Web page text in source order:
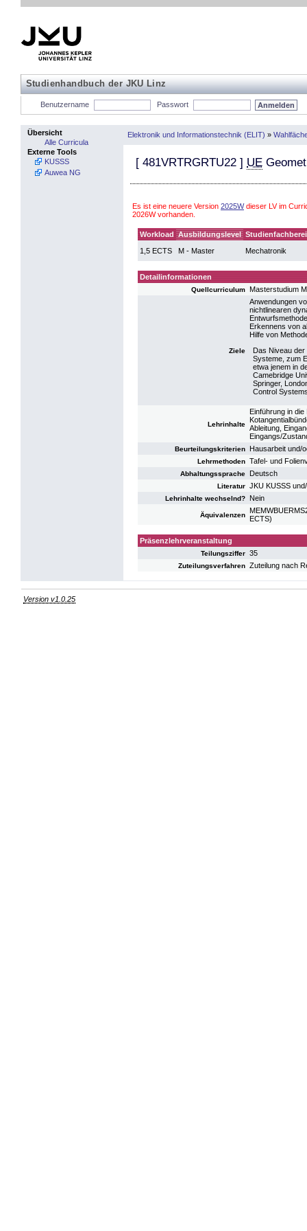
Studienhandbuch der JKU Linz
Benutzername Passwort
Übersicht
Alle Curricula
Externe Tools
KUSSS
Auwea NG
Elektronik und Informationstechnik (ELIT) »
[ 481VRTRGRTU22 ] UE
Es ist eine neuere Version 2025Wdieser LV im
2026W vorhanden.
Workload Ausbildungslevel
1,5 ECTS
M - Master Mechatronik
Detailinformationen
Quellcurriculum Masterstudium
Ziele
Anwendungen
nichtlinearen
Erkennens von
Hilfe von
Das Niveau
Systeme, zum
etwa jenem in
Camebridge
Springer,
Control
Lehrinhalte
Einführung in
Ableitung,
Eingangs/
Beurteilungskriterien Hausarbeit und/
Lehrmethoden Tafel- und
Abhaltungssprache Deutsch
Literatur JKU KUSSS
Lehrinhalte wechselnd? Nein
Äquivalenzen ECTS)
Präsenzlehrveranstaltung
Teilungsziffer 35
Zuteilungsverfahren Zuteilung nach
Version v1.0.25